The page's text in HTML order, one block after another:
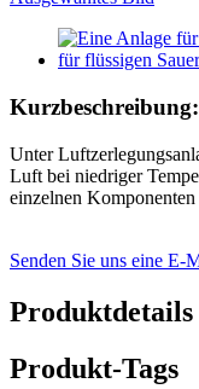
Kurzbeschreibung:
Unter
Luft bei niedriger
einzelnen
Senden Sie uns eine E-
Produktdetails
Produkt-Tags